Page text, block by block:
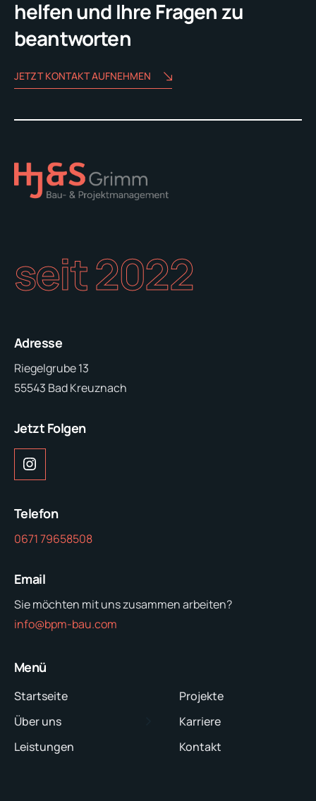
helfen und Ihre Fragen zu
beantworten
JETZT KONTAKT AUFNEHMEN
seit 2022
Adresse
Riegelgrube 13
55543 Bad Kreuznach
Jetzt Folgen
Telefon
0671 79658508
Email
Sie möchten mit uns zusammen arbeiten?
info@bpm-bau.com
Menü
Startseite
Über uns
Leistungen
Projekte
Karriere
Kontakt